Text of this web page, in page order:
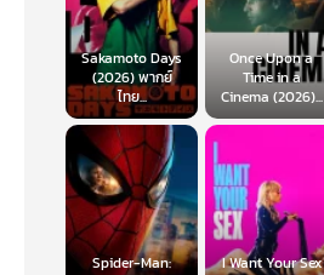
Sakamoto Days
(2026) พากย์
ไทย...
Once Upon a
Time in a
Cinema (2026)...
Spider-Man:
I Want Your Sex